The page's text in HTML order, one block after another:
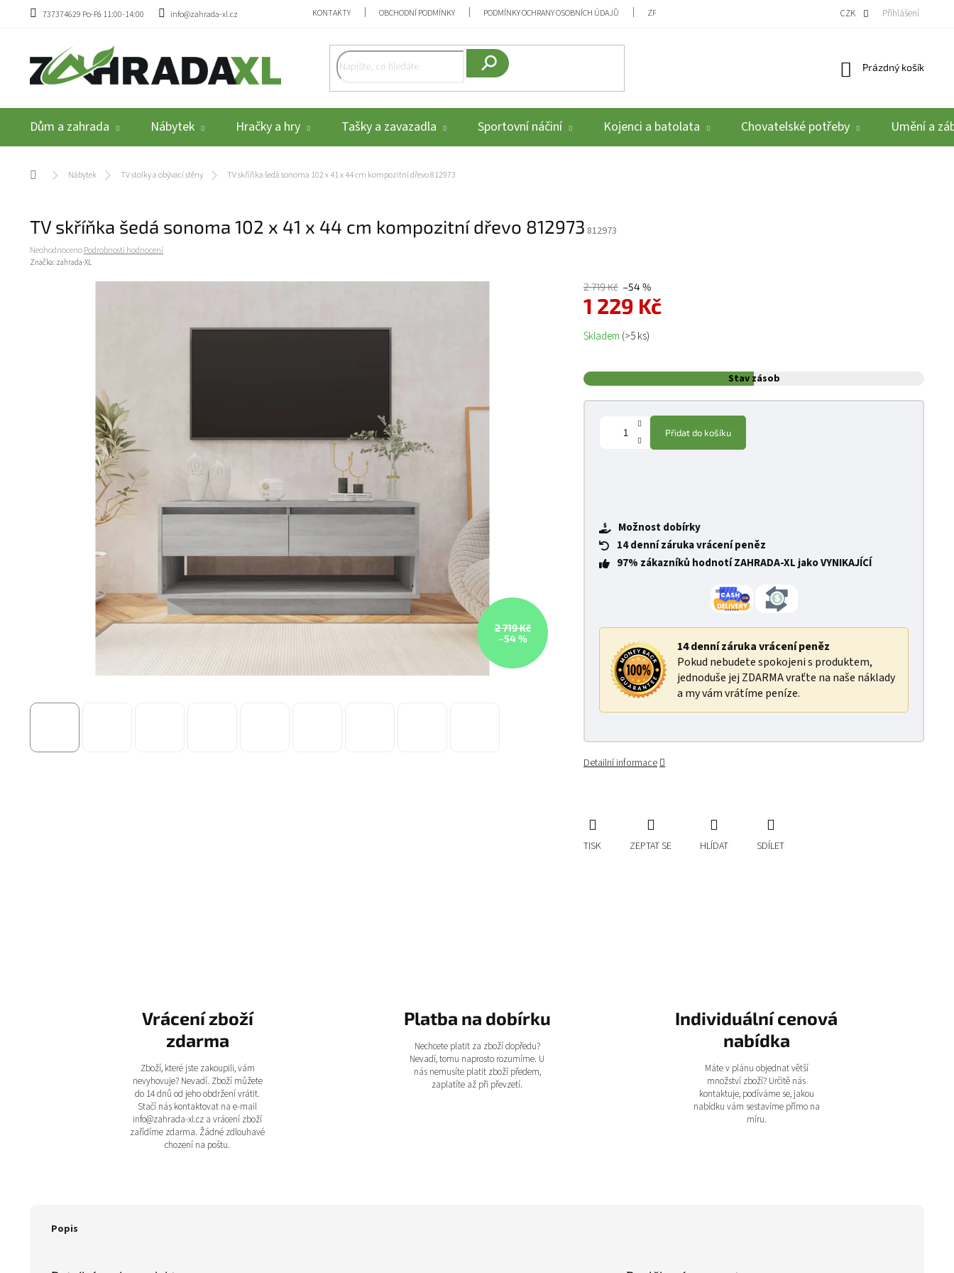
Přejít na obsah
737374629 Po-Pá 11:00-14:00 info@zahrada-xl.cz KONTAKTY OBCHODNÍ PODMÍNKY PODMÍNKY OCHRANY OSOBNÍCH ÚDAJŮ ZPĚTNÝ ODBĚR VYSLOUŽILÝCH ELEKTROZAŘÍZENÍ / BATERIÍ REKLAMACE A
CZK Přihlášení
Nákupní košík
Prázdný košík
Dům a zahrada Nábytek Hračky a hry Tašky a zavazadla Sportovní náčiní Kojenci a batolata Chovatelské potřeby Umění a
Domů Nábytek TV stolky a obývací stěny TV skříňka šedá sonoma 102 x 41 x 44 cm kompozitní dřevo 812973
TV skříňka šedá sonoma 102 x 41 x 44 cm kompozitní dřevo 812973 812973
Průměrné hodnocení produktu je 0,0 z 5 hvězdiček.
NeohodnocenoPodrobnosti hodnocení
Značka: zahrada-XL
2 719 Kč
–54 %
2 719 Kč –54 %
1 229 Kč
Měrná cena:
Skladem (>5 ks)
Stav zásob
Přidat do košíku
Možnost dobírky
14 denní záruka vrácení peněz
97% zákazníků hodnotí ZAHRADA-XL jako VYNIKAJÍCÍ
14 denní záruka vrácení peněz
Pokud nebudete spokojeni s produktem,
jednoduše jej ZDARMA vraťte na naše náklady
a my vám vrátíme peníze.
Detailní informace
TISK ZEPTAT SE HLÍDAT SDÍLET
Vrácení zboží
zdarma
Zboží, které jste zakoupili, vám
nevyhovuje? Nevadí. Zboží můžete
do 14 dnů od jeho obdržení vrátit.
Stačí nás kontaktovat na e-mail
info@zahrada-xl.cz a vrácení zboží
zařídíme zdarma. Žádné zdlouhavé
chození na poštu.
Platba na dobírku
Nechcete platit za zboží dopředu?
Nevadí, tomu naprosto rozumíme. U
nás nemusíte platit zboží předem,
zaplatíte až při převzetí.
Individuální cenová
nabídka
Máte v plánu objednat větší
množství zboží? Určitě nás
kontaktuje, podíváme se, jakou
nabídku vám sestavíme přímo na
míru.
Popis